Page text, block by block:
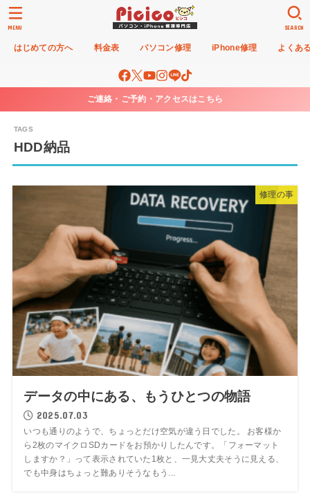
はじめての方へ 料金表 パソコン修理 iPhone修理 よくあ
SEARCH
MENU
ご連絡・ご予約・アクセスはこちら
HDD納品
修理の事
データの中にある、もうひとつの物語
2025.07.03
いつも通りのようで、ちょっとだけ空気が違う日でした。 お客様か
ら2枚のマイクロSDカードをお預かりしたんです。「フォーマット
しますか？」って表示されていた1枚と、一見大丈夫そうに見える、
でも中身はちょっと難ありそうなもう...